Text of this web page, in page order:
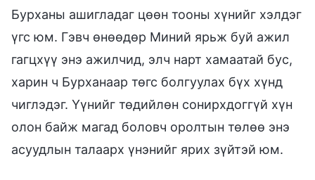
Бурханы ашигладаг цөөн тооны хүнийг хэлдэг
үгс юм. Гэвч өнөөдөр Миний ярьж буй ажил
гагцхүү энэ ажилчид, элч нарт хамаатай бус,
харин ч Бурханаар төгс болгуулах бүх хүнд
чиглэдэг. Үүнийг төдийлөн сонирхдоггүй хүн
олон байж магад боловч оролтын төлөө энэ
асуудлын талаарх үнэнийг ярих зүйтэй юм.